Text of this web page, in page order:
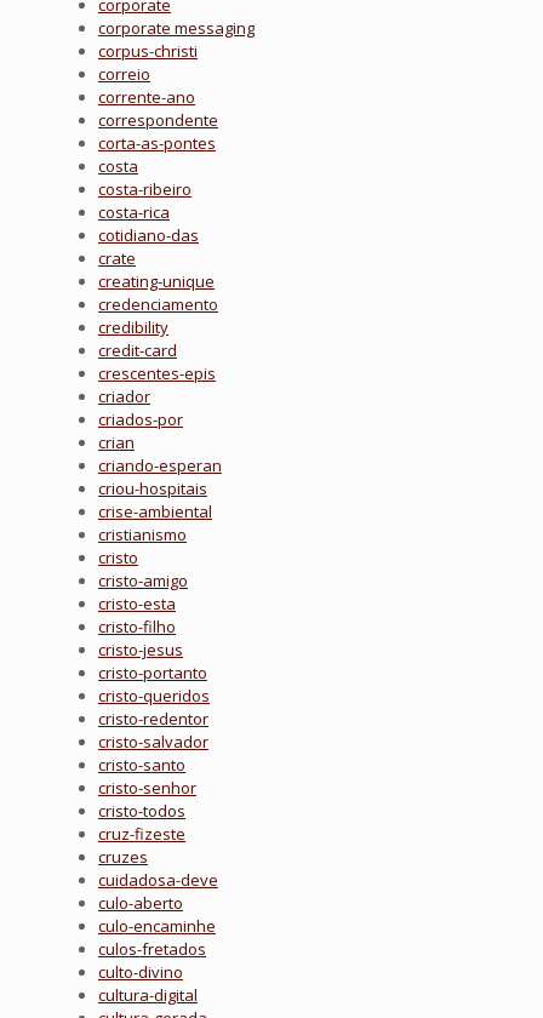
corporate
corporate messaging
corpus-christi
correio
corrente-ano
correspondente
corta-as-pontes
costa
costa-ribeiro
costa-rica
cotidiano-das
crate
creating-unique
credenciamento
credibility
credit-card
crescentes-epis
criador
criados-por
crian
criando-esperan
criou-hospitais
crise-ambiental
cristianismo
cristo
cristo-amigo
cristo-esta
cristo-filho
cristo-jesus
cristo-portanto
cristo-queridos
cristo-redentor
cristo-salvador
cristo-santo
cristo-senhor
cristo-todos
cruz-fizeste
cruzes
cuidadosa-deve
culo-aberto
culo-encaminhe
culos-fretados
culto-divino
cultura-digital